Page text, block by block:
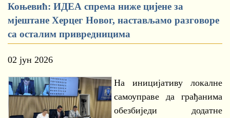
Коњевић: ИДЕА спрема ниже цијене за
мјештане Херцег Новог, настављамо разговоре
са осталим привредницима
02 јун 2026
На иницијативу локалне
самоуправе да грађанима
обезбиједи додатне